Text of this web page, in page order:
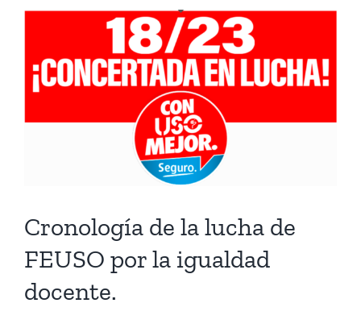
Cronología de la lucha de
FEUSO por la igualdad
docente.